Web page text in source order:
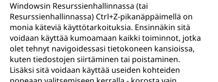
Windowsin Resurssienhallinnassa (tai
Resurssienhallinnassa) Ctrl+Z-pikanäppäimellä on
monia käteviä käyttötarkoituksia. Ensinnäkin sitä
voidaan käyttää kumoamaan kaikki toiminnot, jotka
olet tehnyt navigoidessasi tietokoneen kansioissa,
kuten tiedostojen siirtäminen tai poistaminen.
Lisäksi sitä voidaan käyttää useiden kohteiden